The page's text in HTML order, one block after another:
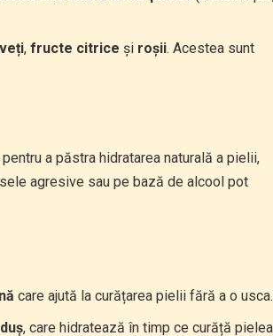
, fructe citrice și roșii. Acestea sunt
a păstra hidratarea naturală a pielii,
agresive sau pe bază de alcool pot
care ajută la curățarea pielii fără a o usca.
, care hidratează în timp ce curăță